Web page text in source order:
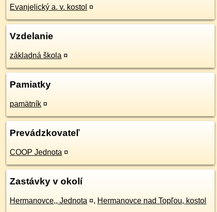
Evanjelický a. v. kostol ¤
Vzdelanie
základná škola ¤
Pamiatky
pamätník ¤
Prevádzkovateľ
COOP Jednota ¤
Zastávky v okolí
Hermanovce,, Jednota ¤, Hermanovce nad Topľou, kostol